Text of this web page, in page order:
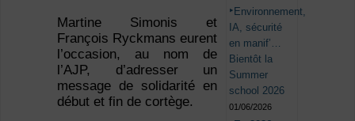
Martine Simonis et
François Ryckmans eurent
l’occasion, au nom de
l’AJP, d’adresser un
message de solidarité en
début et fin de cortège.
Environnement,
IA, sécurité
en manif’…
Bientôt la
Summer
school 2026
01/06/2026